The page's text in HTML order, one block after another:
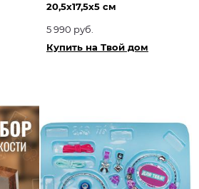
20,5x17,5x5 см
5 990 руб.
Купить на Твой дом